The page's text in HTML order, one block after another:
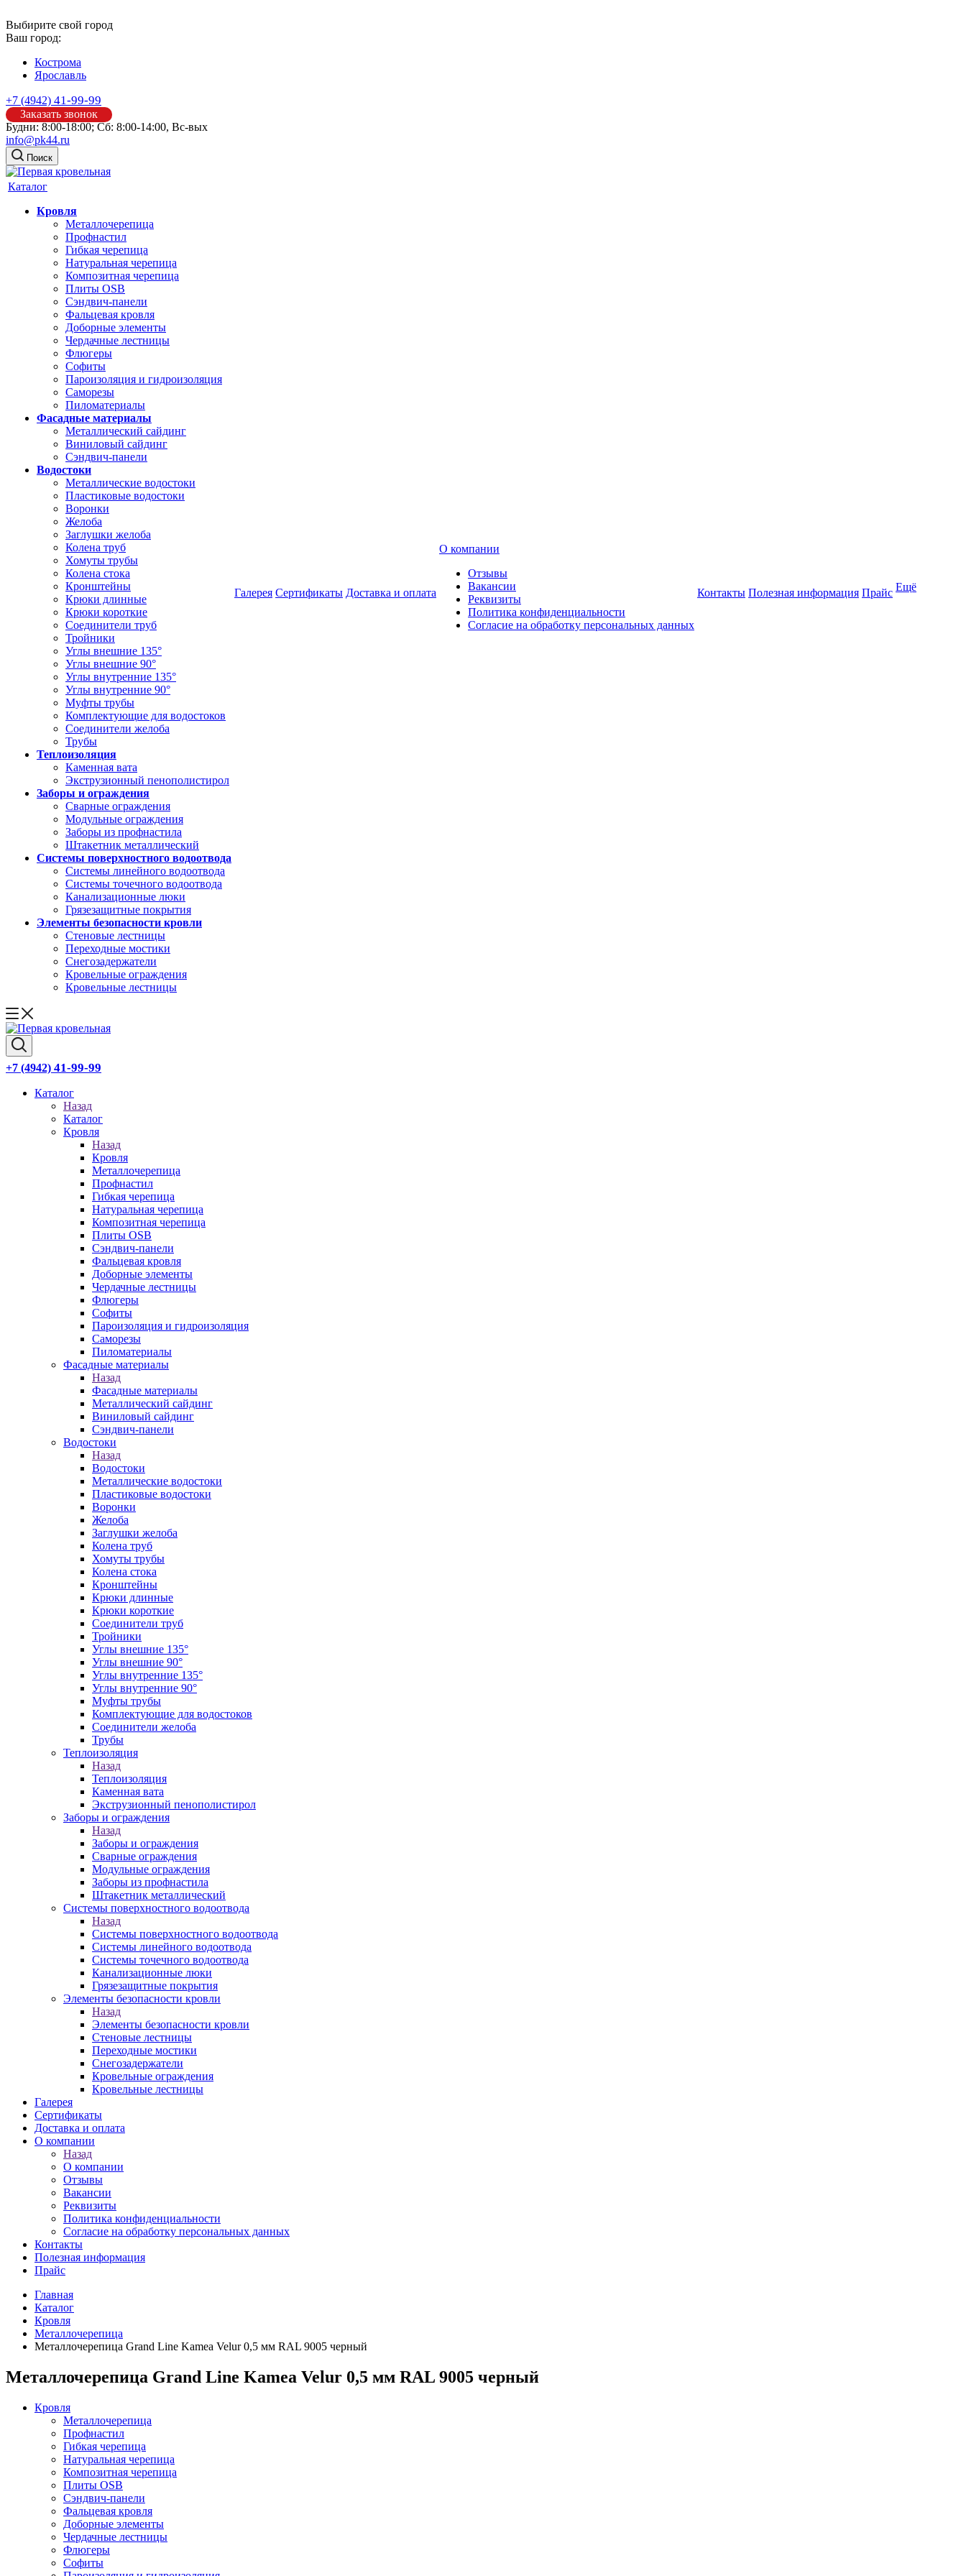
Выбирите свой город
Ваш город:
Кострома
Ярославль
+7 (4942) 41-99-99
Заказать звонок
Будни: 8:00-18:00; Сб: 8:00-14:00, Вс-вых
info@pk44.ru
Поиск
Каталог
Кровля
Металлочерепица
Профнастил
Гибкая черепица
Натуральная черепица
Композитная черепица
Плиты OSB
Сэндвич-панели
Фальцевая кровля
Доборные элементы
Чердачные лестницы
Флюгеры
Софиты
Пароизоляция и гидроизоляция
Саморезы
Пиломатериалы
Фасадные материалы
Металлический сайдинг
Виниловый сайдинг
Сэндвич-панели
Водостоки
Металлические водостоки
Пластиковые водостоки
Воронки
Желоба
Заглушки желоба
Колена труб
Хомуты трубы
Колена стока
Кронштейны
Крюки длинные
Крюки короткие
Соединители труб
Тройники
Углы внешние 135°
Углы внешние 90°
Углы внутренние 135°
Углы внутренние 90°
Муфты трубы
Комплектующие для водостоков
Соединители желоба
Трубы
Теплоизоляция
Каменная вата
Экструзионный пенополистирол
Заборы и ограждения
Сварные ограждения
Модульные ограждения
Заборы из профнастила
Штакетник металлический
Системы поверхностного водоотвода
Системы линейного водоотвода
Системы точечного водоотвода
Канализационные люки
Грязезащитные покрытия
Элементы безопасности кровли
Стеновые лестницы
Переходные мостики
Снегозадержатели
Кровельные ограждения
Кровельные лестницы
Галерея Сертификаты Доставка и оплата
О компании
Отзывы
Вакансии
Реквизиты
Политика конфиденциальности
Согласие на обработку персональных данных
Контакты Полезная информация Прайс Ещё
+7 (4942) 41-99-99
Каталог
Назад
Каталог
Кровля
Назад
Кровля
Металлочерепица
Профнастил
Гибкая черепица
Натуральная черепица
Композитная черепица
Плиты OSB
Сэндвич-панели
Фальцевая кровля
Доборные элементы
Чердачные лестницы
Флюгеры
Софиты
Пароизоляция и гидроизоляция
Саморезы
Пиломатериалы
Фасадные материалы
Назад
Фасадные материалы
Металлический сайдинг
Виниловый сайдинг
Сэндвич-панели
Водостоки
Назад
Водостоки
Металлические водостоки
Пластиковые водостоки
Воронки
Желоба
Заглушки желоба
Колена труб
Хомуты трубы
Колена стока
Кронштейны
Крюки длинные
Крюки короткие
Соединители труб
Тройники
Углы внешние 135°
Углы внешние 90°
Углы внутренние 135°
Углы внутренние 90°
Муфты трубы
Комплектующие для водостоков
Соединители желоба
Трубы
Теплоизоляция
Назад
Теплоизоляция
Каменная вата
Экструзионный пенополистирол
Заборы и ограждения
Назад
Заборы и ограждения
Сварные ограждения
Модульные ограждения
Заборы из профнастила
Штакетник металлический
Системы поверхностного водоотвода
Назад
Системы поверхностного водоотвода
Системы линейного водоотвода
Системы точечного водоотвода
Канализационные люки
Грязезащитные покрытия
Элементы безопасности кровли
Назад
Элементы безопасности кровли
Стеновые лестницы
Переходные мостики
Снегозадержатели
Кровельные ограждения
Кровельные лестницы
Галерея
Сертификаты
Доставка и оплата
О компании
Назад
О компании
Отзывы
Вакансии
Реквизиты
Политика конфиденциальности
Согласие на обработку персональных данных
Контакты
Полезная информация
Прайс
Главная
Каталог
Кровля
Металлочерепица
Металлочерепица Grand Line Kamea Velur 0,5 мм RAL 9005 черный
Металлочерепица Grand Line Kamea Velur 0,5 мм RAL 9005 черный
Кровля
Металлочерепица
Профнастил
Гибкая черепица
Натуральная черепица
Композитная черепица
Плиты OSB
Сэндвич-панели
Фальцевая кровля
Доборные элементы
Чердачные лестницы
Флюгеры
Софиты